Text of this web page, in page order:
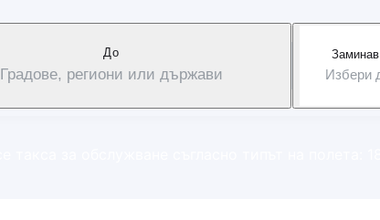
Дo
Градове, региони или държави Избери